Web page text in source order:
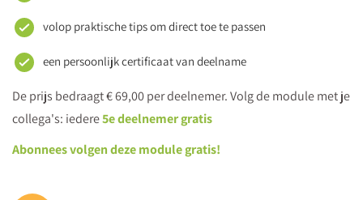
volop praktische tips om direct toe te passen
een persoonlijk certificaat van deelname
De prijs bedraagt € 69,00 per deelnemer. Volg de module met je
collega's: iedere5e deelnemer gratis
Abonnees volgen deze module gratis!